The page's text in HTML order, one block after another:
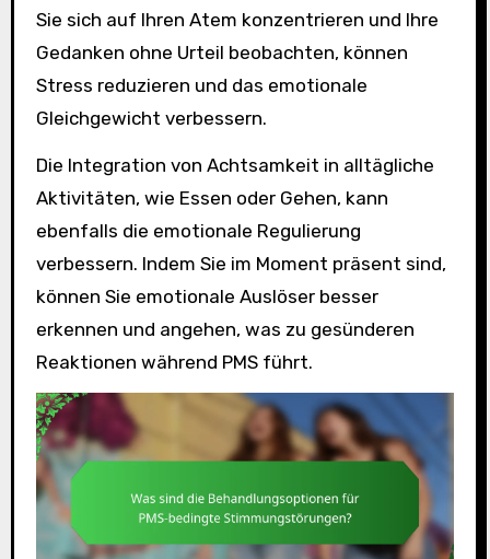
Sie sich auf Ihren Atem konzentrieren und Ihre
Gedanken ohne Urteil beobachten, können
Stress reduzieren und das emotionale
Gleichgewicht verbessern.
Die Integration von Achtsamkeit in alltägliche
Aktivitäten, wie Essen oder Gehen, kann
ebenfalls die emotionale Regulierung
verbessern. Indem Sie im Moment präsent sind,
können Sie emotionale Auslöser besser
erkennen und angehen, was zu gesünderen
Reaktionen während PMS führt.